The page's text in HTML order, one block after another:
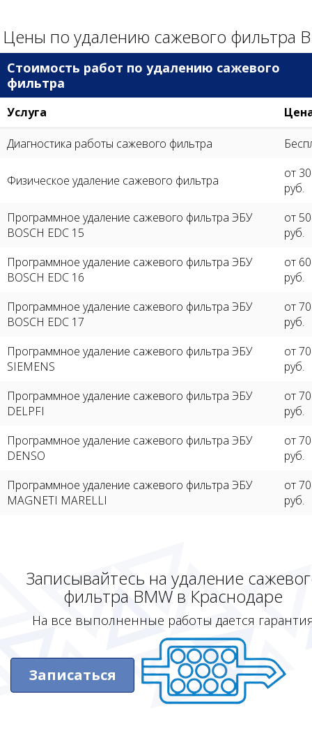
Цены по удалению сажевого фильтра
Стоимость работ по удалению сажевого
фильтра
Услуга
Диагностика работы сажевого фильтра
Физическое удаление сажевого фильтра
от
руб.
Программное удаление сажевого фильтра ЭБУ
BOSCH EDC 15
от
руб.
Программное удаление сажевого фильтра ЭБУ
BOSCH EDC 16
от
руб.
Программное удаление сажевого фильтра ЭБУ
BOSCH EDC 17
от
руб.
Программное удаление сажевого фильтра ЭБУ
SIEMENS
от
руб.
Программное удаление сажевого фильтра ЭБУ
DELPFI
от
руб.
Программное удаление сажевого фильтра ЭБУ
DENSO
от
руб.
Программное удаление сажевого фильтра ЭБУ
MAGNETI MARELLI
от
руб.
Записывайтесь на удаление
фильтра BMW в Краснодаре
На все выполненные работы дается
Записаться